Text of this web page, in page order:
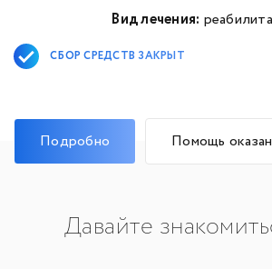
Вид лечения:
СБОР СРЕДСТВ ЗАКРЫТ
Подробно Помощь
Давайте